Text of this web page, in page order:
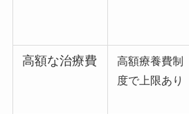
高額な治療費
高額療養費制
度で上限あり